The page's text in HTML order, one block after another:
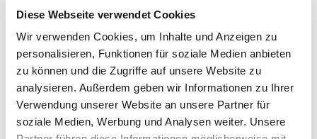
Diese Webseite verwendet Cookies
Wir verwenden Cookies, um Inhalte und Anzeigen zu
personalisieren, Funktionen für soziale Medien anbieten
zu können und die Zugriffe auf unsere Website zu
analysieren. Außerdem geben wir Informationen zu Ihrer
Verwendung unserer Website an unsere Partner für
soziale Medien, Werbung und Analysen weiter. Unsere
Kinderfest
Alle Jahre wieder findet am letzten
Schultag unser beliebtes Kinderfest in
den Kinder- und Jugendhäusern
„Future“ in Auma-Weidatal stat